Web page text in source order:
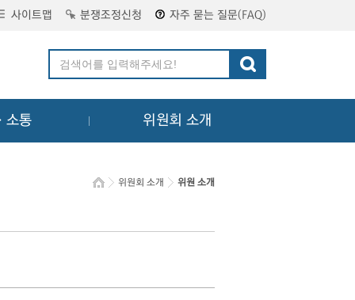
사이트맵 분쟁조정신청 자주 묻는 질문(FAQ)
소통 위원회 소개
위원회 소개 위원 소개